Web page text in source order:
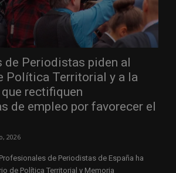
de Periodistas piden al
Política Territorial y a la
que rectifiquen
de empleo por favorecer el
2026
de Periodistas de España ha
de Política Territorial y Memoria